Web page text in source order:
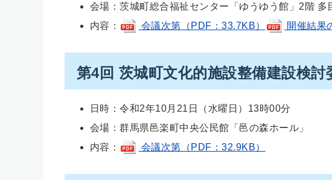
会場：茨城町総合福祉センター「ゆうゆう館」2階 多
内容：
会議次第（PDF：33.7KB） 開催結果
第4回 茨城町文化的施設整備建設検討
日時：令和2年10月21日（水曜日）13時00分
会場：群馬県邑楽町中央公民館「邑の森ホール」
内容：
会議次第（PDF：32.9KB）